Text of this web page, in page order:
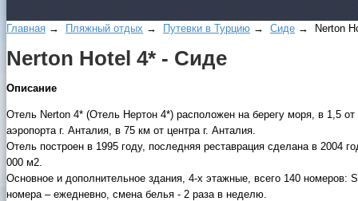
Главная → Пляжный отдых → Путевки в Турцию → Сиде → Nerton
Nerton Hotel 4* - Сиде
Описание
Отель Nerton 4* (Отель Нертон 4*) расположен на берегу моря, в 1,5 от
аэропорта г. Анталия, в 75 км от центра г. Анталия.
Отель построен в 1995 году, последняя реставрация сделана в 2004
000 м2.
Основное и дополнительное здания, 4-х этажные, всего 140 номеров:
номера – ежедневно, смена белья - 2 раза в неделю.